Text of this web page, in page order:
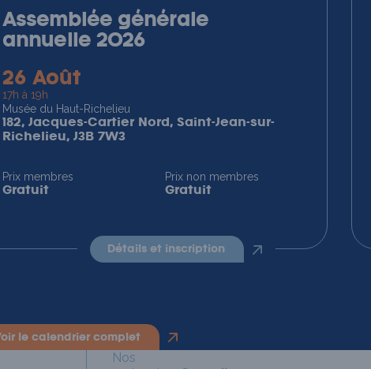
Assemblée générale
annuelle 2026
26 Août
17h à 19h
Musée du Haut-Richelieu
182, Jacques-Cartier Nord, Saint-Jean-sur-
Richelieu, J3B 7W3
Prix membres
Gratuit
Prix non membres
Gratuit
détails et inscription
voir le calendrier complet
Nos